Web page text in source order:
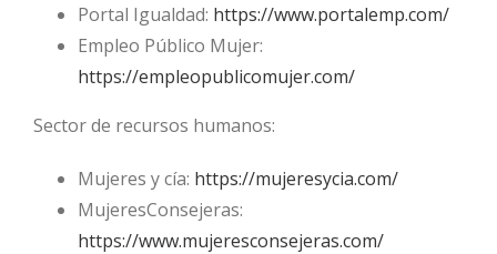
Portal Igualdad: https://www.portalemp.com/
Empleo Público Mujer:
https://empleopublicomujer.com/
Sector de recursos humanos:
Mujeres y cía: https://mujeresycia.com/
MujeresConsejeras:
https://www.mujeresconsejeras.com/